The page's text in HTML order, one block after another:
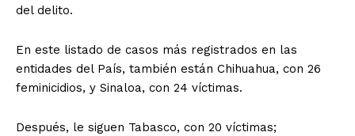
del delito.
En este listado de casos más registrados en las
entidades del País, también están Chihuahua, con 26
feminicidios, y Sinaloa, con 24 víctimas.
Después, le siguen Tabasco, con 20 víctimas;